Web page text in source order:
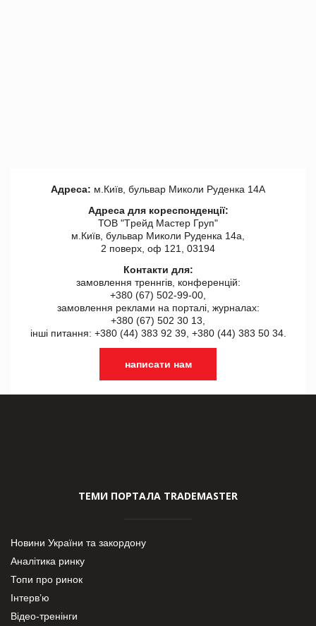
Адреса: м.Київ, бульвар Миколи Руденка 14А
Адреса для кореспонденції:
ТОВ "Tрейд Мастер Груп"
м.Київ, бульвар Миколи Руденка 14а,
2 поверх, оф 121, 03194
Контакти для:
замовлення треннгів, конференцій:
+380 (67) 502-99-00,
замовлення реклами на порталі, журналах:
+380 (67) 502 30 13,
інші питання: +380 (44) 383 92 39, +380 (44) 383 50 34.
написати нам
ТЕМИ ПОРТАЛА TRADEMASTER
Новини України та закордону
Аналітика ринку
Топи про ринок
Інтерв’ю
Відео-тренінги